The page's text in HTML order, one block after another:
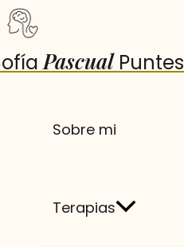
Ir
al
contenidoPascualPuntes
Sobre mi
Terapias